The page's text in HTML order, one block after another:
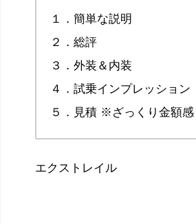
１．簡単な説明
２．総評
３．外装＆内装
４．試乗インプレッション
５．見積 ※ざっくり金額感
エクストレイル